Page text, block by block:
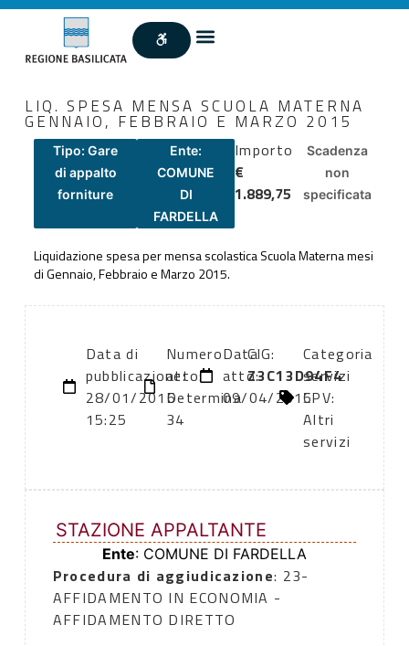
LIQ. SPESA MENSA SCUOLA MATERNA
GENNAIO, FEBBRAIO E MARZO 2015
Tipo: Gare
di appalto
forniture
Ente:
COMUNE
DI
FARDELLA
Importo
€
1.889,75
Scadenza
non
specificata
Liquidazione spesa per mensa scolastica Scuola Materna mesi
di Gennaio, Febbraio e Marzo 2015.
Data di
pubblicazione:
28/01/2016
15:25
Numero
atto:
Determina
34
Data
atto:
09/04/2015
CIG:
Z3C13D94F4
Categoria
servizi
CPV:
Altri
servizi
STAZIONE APPALTANTE
Ente: COMUNE DI FARDELLA
Procedura di aggiudicazione: 23-
AFFIDAMENTO IN ECONOMIA -
AFFIDAMENTO DIRETTO